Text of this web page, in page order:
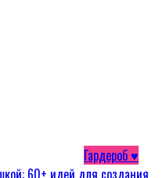
Гардероб ♥
60+ идей для создания